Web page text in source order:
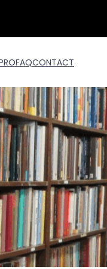
FAQCONTACT